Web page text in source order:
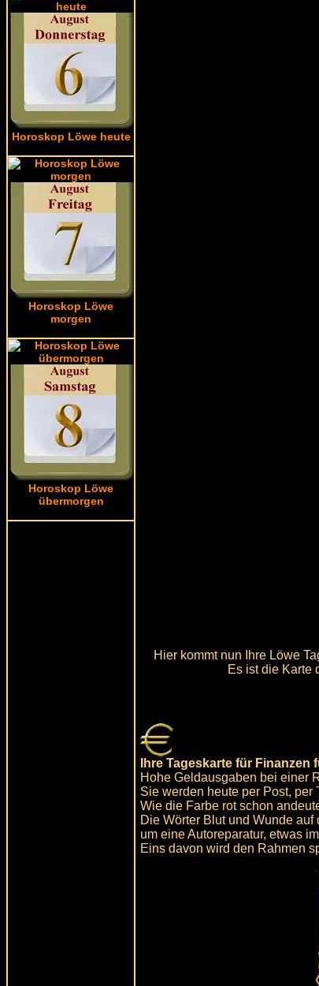
Horoskop Löwe heute
Horoskop Löwe
morgen
Horoskop Löwe
übermorgen
Hier kommt nun Ihre Löwe
Es ist die Karte
Ihre Tageskarte für Finanzen
Hohe Geldausgaben bei einer
Sie werden heute per Post, per
Wie die Farbe rot schon
Die Wörter Blut und Wunde
um eine Autoreparatur, etwas
Eins davon wird den Rahmen